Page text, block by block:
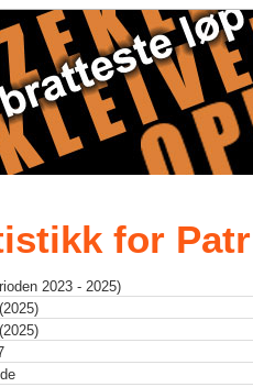
for
2023 - 2025)